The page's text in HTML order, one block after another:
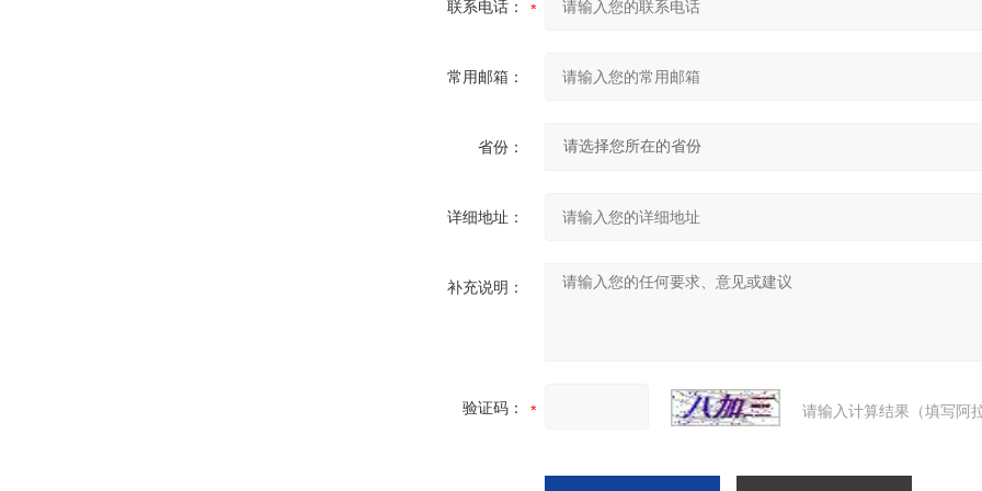
联系电话：
常用邮箱：
省份：
详细地址：
补充说明：
验证码： 请输入计算结果（填写阿